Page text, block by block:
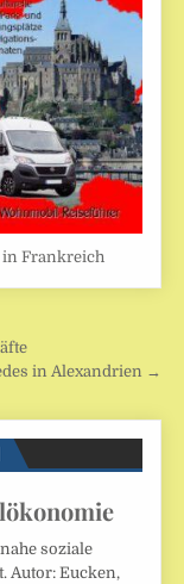
Frankreich
in Alexandrien →
soziale
Autor: Eucken,